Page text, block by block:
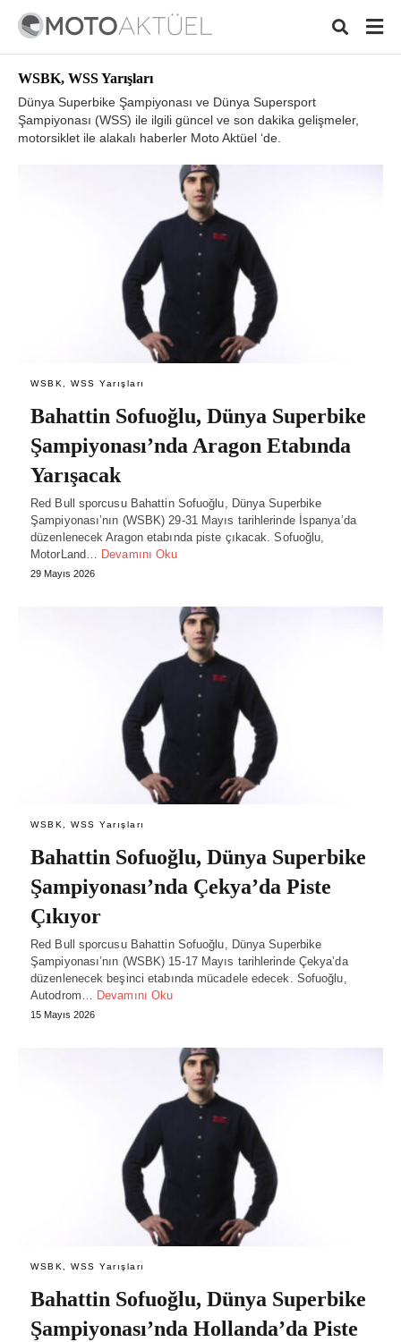
WSBK, WSS Yarışları
Dünya Superbike Şampiyonası ve Dünya Supersport
Şampiyonası (WSS) ile ilgili güncel ve son dakika gelişmeler,
motorsiklet ile alakalı haberler Moto Aktüel ‘de.
WSBK, WSS Yarışları
Bahattin Sofuoğlu, Dünya Superbike
Şampiyonası’nda Aragon Etabında
Yarışacak
Red Bull sporcusu Bahattin Sofuoğlu, Dünya Superbike
Şampiyonası’nın (WSBK) 29-31 Mayıs tarihlerinde İspanya’da
düzenlenecek Aragon etabında piste çıkacak. Sofuoğlu,
MotorLand… Devamını Oku
29 Mayıs 2026
WSBK, WSS Yarışları
Bahattin Sofuoğlu, Dünya Superbike
Şampiyonası’nda Çekya’da Piste
Çıkıyor
Red Bull sporcusu Bahattin Sofuoğlu, Dünya Superbike
Şampiyonası’nın (WSBK) 15-17 Mayıs tarihlerinde Çekya’da
düzenlenecek beşinci etabında mücadele edecek. Sofuoğlu,
Autodrom… Devamını Oku
15 Mayıs 2026
WSBK, WSS Yarışları
Bahattin Sofuoğlu, Dünya Superbike
Şampiyonası’nda Hollanda’da Piste